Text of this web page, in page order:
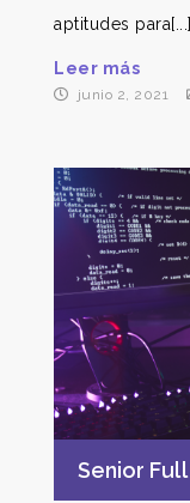
aptitudes para[...]
Leer más
junio 2, 2021
Senior